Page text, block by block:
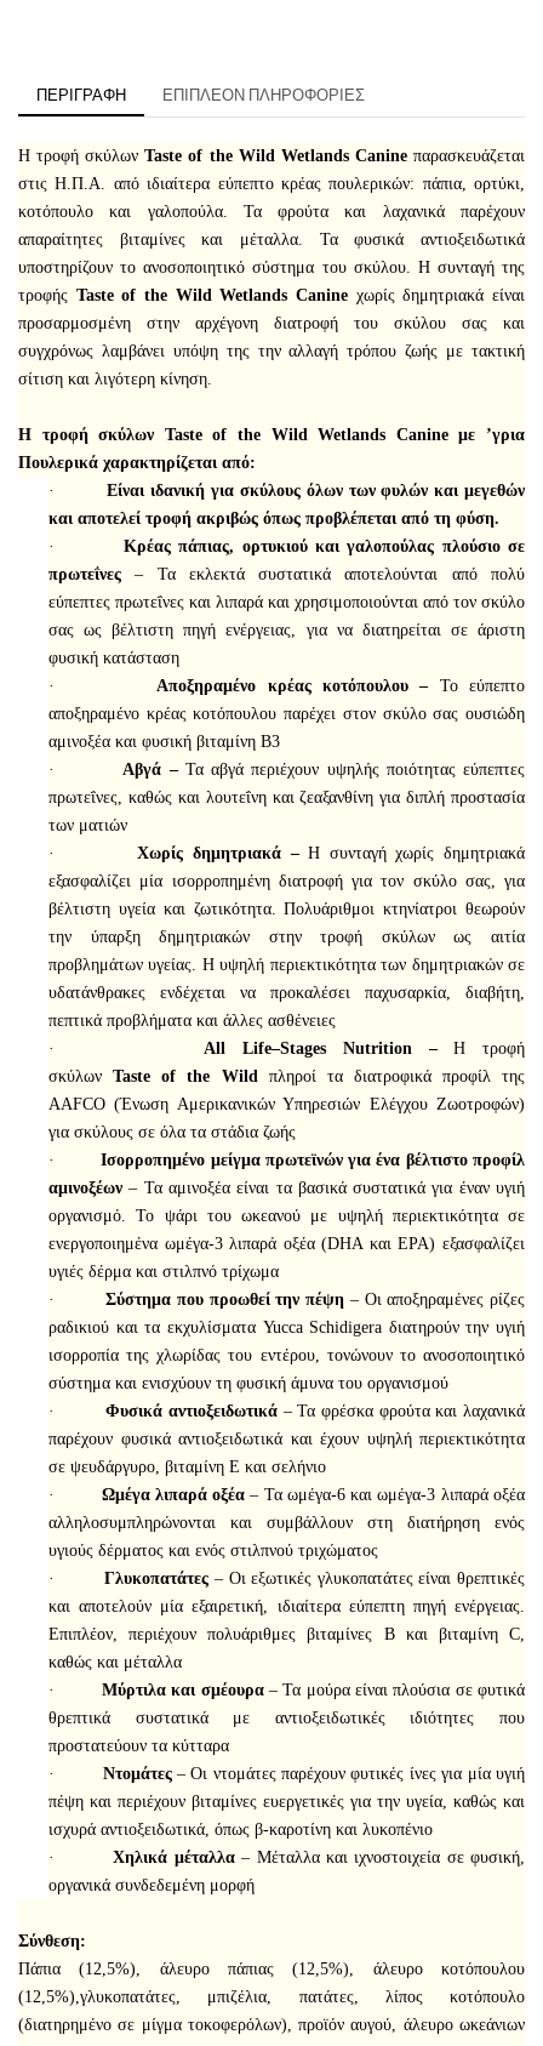
ΠΕΡΙΓΡΑΦΉ ΕΠΙΠΛΈΟΝ ΠΛΗΡΟΦΟΡΊΕΣ
Η τροφή σκύλωνTaste of the Wild Wetlands Canineπαρασκευάζεται
στις Η.Π.Α. από ιδιαίτερα εύπεπτο κρέας πουλερικών: πάπια, ορτύκι,
κοτόπουλο και γαλοπούλα. Τα φρούτα και λαχανικά παρέχουν
απαραίτητες βιταμίνες και μέταλλα. Τα φυσικά αντιοξειδωτικά
υποστηρίζουν το ανοσοποιητικό σύστημα του σκύλου. Η συνταγή της
τροφής Taste of the Wild Wetlands Canine χωρίς δημητριακά είναι
προσαρμοσμένη στην αρχέγονη διατροφή του σκύλου σας και
συγχρόνως λαμβάνει υπόψη της την αλλαγή τρόπου ζωής με τακτική
σίτιση και λιγότερη κίνηση.
Η τροφή σκύλων Taste of the Wild Wetlands Canineμε ’γρια
Πουλερικά χαρακτηρίζεται από:
·Eίναι ιδανική για σκύλους όλων των φυλών και μεγεθών
και αποτελεί τροφή ακριβώς όπως προβλέπεται από τη φύση.
· Κρέας πάπιας, ορτυκιού και γαλοπούλας πλούσιο σε
πρωτεΐνες – Τα εκλεκτά συστατικά αποτελούνται από πολύ
εύπεπτες πρωτεΐνες και λιπαρά και χρησιμοποιούνται από τον σκύλο
σας ως βέλτιστη πηγή ενέργειας, για να διατηρείται σε άριστη
φυσική κατάσταση
·Αποξηραμένο κρέας κοτόπουλου – Το εύπεπτο
αποξηραμένο κρέας κοτόπουλου παρέχει στον σκύλο σας ουσιώδη
αμινοξέα και φυσική βιταμίνη Β3
·Αβγά –Τα αβγά περιέχουν υψηλής ποιότητας εύπεπτες
πρωτεΐνες, καθώς και λουτεΐνη και ζεαξανθίνη για διπλή προστασία
των ματιών
·Χωρίς δημητριακά –Η συνταγή χωρίς δημητριακά
εξασφαλίζει μία ισορροπημένη διατροφή για τον σκύλο σας, για
βέλτιστη υγεία και ζωτικότητα. Πολυάριθμοι κτηνίατροι θεωρούν
την ύπαρξη δημητριακών στην τροφή σκύλων ως αιτία
προβλημάτων υγείας. Η υψηλή περιεκτικότητα των δημητριακών σε
υδατάνθρακες ενδέχεται να προκαλέσει παχυσαρκία, διαβήτη,
πεπτικά προβλήματα και άλλες ασθένειες
·All Life–Stages Nutrition–Η τροφή
σκύλωνTaste of the Wildπληροί τα διατροφικά προφίλ της
AAFCO (Ένωση Αμερικανικών Υπηρεσιών Ελέγχου Ζωοτροφών)
για σκύλους σε όλα τα στάδια ζωής
·Ισορροπημένο μείγμα πρωτεϊνών για ένα βέλτιστο προφίλ
αμινοξέων – Τα αμινοξέα είναι τα βασικά συστατικά για έναν υγιή
οργανισμό. Το ψάρι του ωκεανού με υψηλή περιεκτικότητα σε
ενεργοποιημένα ωμέγα-3 λιπαρά οξέα (DHA και EPA) εξασφαλίζει
υγιές δέρμα και στιλπνό τρίχωμα
·Σύστημα που προωθεί την πέψη – Οι αποξηραμένες ρίζες
ραδικιού και τα εκχυλίσματα Yucca Schidigera διατηρούν την υγιή
ισορροπία της χλωρίδας του εντέρου, τονώνουν το ανοσοποιητικό
σύστημα και ενισχύουν τη φυσική άμυνα του οργανισμού
·Φυσικά αντιοξειδωτικά– Τα φρέσκα φρούτα και λαχανικά
παρέχουν φυσικά αντιοξειδωτικά και έχουν υψηλή περιεκτικότητα
σε ψευδάργυρο, βιταμίνη E και σελήνιο
· Ωμέγα λιπαρά οξέα – Τα ωμέγα-6 και ωμέγα-3 λιπαρά οξέα
αλληλοσυμπληρώνονται και συμβάλλουν στη διατήρηση ενός
υγιούς δέρματος και ενός στιλπνού τριχώματος
·Γλυκοπατάτες – Οι εξωτικές γλυκοπατάτες είναι θρεπτικές
και αποτελούν μία εξαιρετική, ιδιαίτερα εύπεπτη πηγή ενέργειας.
Επιπλέον, περιέχουν πολυάριθμες βιταμίνες B και βιταμίνη C,
καθώς και μέταλλα
· Μύρτιλα και σμέουρα– Τα μούρα είναι πλούσια σε φυτικά
θρεπτικά συστατικά με αντιοξειδωτικές ιδιότητες που
προστατεύουν τα κύτταρα
· Ντομάτες– Οι ντομάτες παρέχουν φυτικές ίνες για μία υγιή
πέψη και περιέχουν βιταμίνες ευεργετικές για την υγεία, καθώς και
ισχυρά αντιοξειδωτικά, όπως β-καροτίνη και λυκοπένιο
·Χηλικά μέταλλα– Μέταλλα και ιχνοστοιχεία σε φυσική,
οργανικά συνδεδεμένη μορφή
Σύνθεση:
Πάπια (12,5%), άλευρο πάπιας (12,5%), άλευρο κοτόπουλου
(12,5%),γλυκοπατάτες, μπιζέλια, πατάτες, λίπος κοτόπουλο
(διατηρημένο σε μίγμα τοκοφερόλων), προϊόν αυγού, άλευρο ωκεάνιων